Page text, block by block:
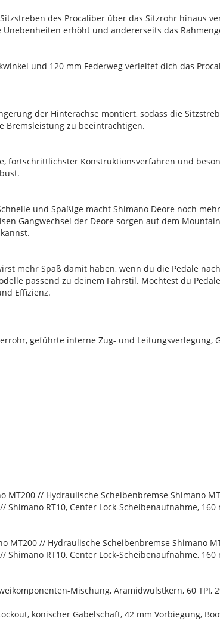
des Procaliber über das Sitzrohr hinaus
erhöht und andererseits das
und 120 mm Federweg verleitet dich das
der Hinterachse montiert, sodass die
Bremsleistung zu beeinträchtigen.
fortschrittlichster Konstruktionsverfahren und
und Spaßige macht Shimano Deore noch
Gangwechsel der Deore sorgen auf dem
mehr Spaß damit haben, wenn du die Pedale
passend zu deinem Fahrstil. Möchtest du
Effizienz.
geführte interne Zug- und
// Hydraulische Scheibenbremse Shimano
Shimano RT10, Center Lock-Scheibenaufnahme, 160
MT200 // Hydraulische Scheibenbremse Shimano
Shimano RT10, Center Lock-Scheibenaufnahme, 160
Mischung, Aramidwulstkern, 60 TPI,
konischer Gabelschaft, 42 mm Vorbiegung,